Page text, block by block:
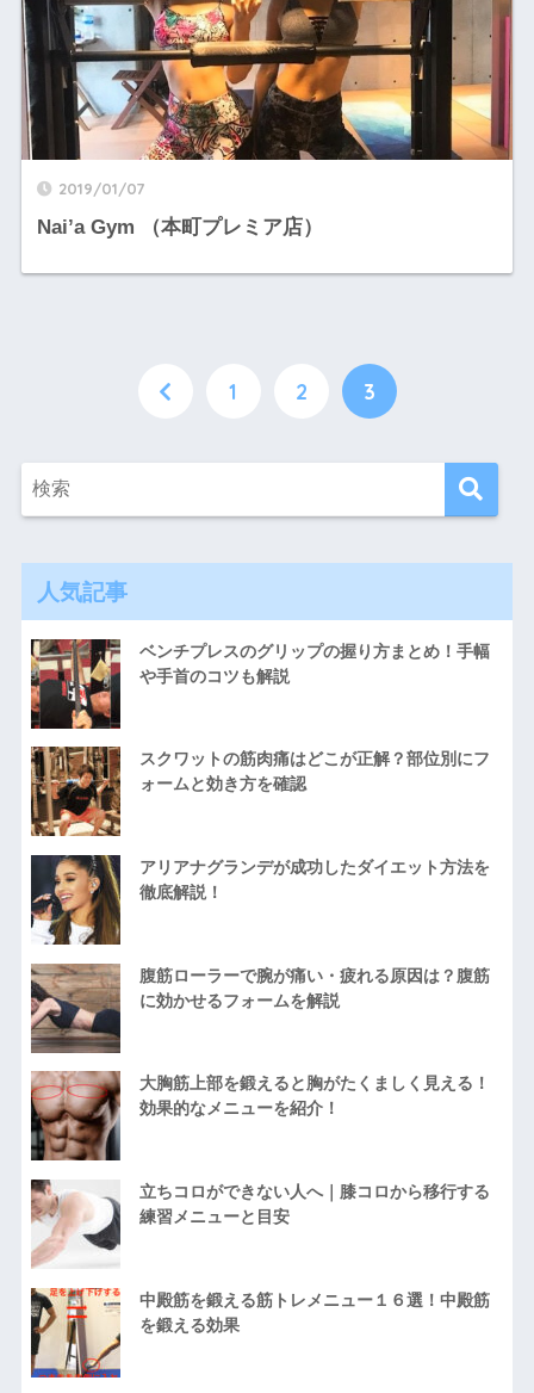
2019/01/07
Nai’a Gym （本町プレミア店）
1 2 3
人気記事
ベンチプレスのグリップの握り方まとめ！手幅
や手首のコツも解説
スクワットの筋肉痛はどこが正解？部位別にフ
ォームと効き方を確認
アリアナグランデが成功したダイエット方法を
徹底解説！
腹筋ローラーで腕が痛い・疲れる原因は？腹筋
に効かせるフォームを解説
大胸筋上部を鍛えると胸がたくましく見える！
効果的なメニューを紹介！
立ちコロができない人へ｜膝コロから移行する
練習メニューと目安
中殿筋を鍛える筋トレメニュー１６選！中殿筋
を鍛える効果